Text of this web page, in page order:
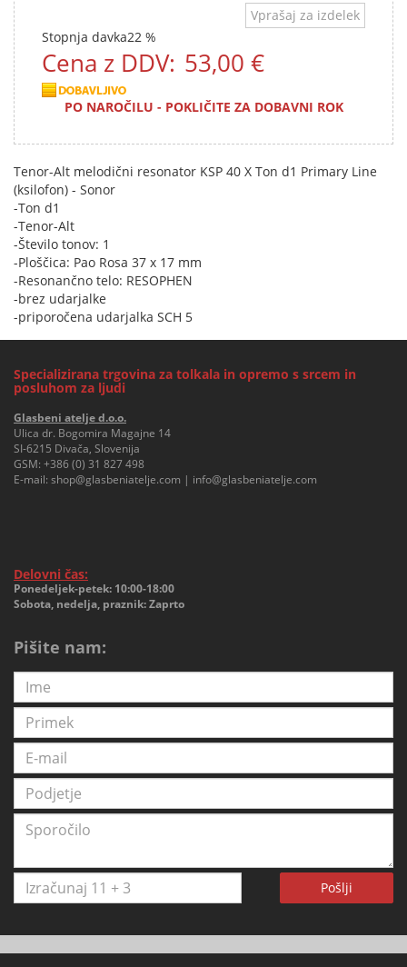
Vprašaj za izdelek
Stopnja davka22 %
Cena z DDV: 53,00 €
PO NAROČILU - POKLIČITE ZA DOBAVNI ROK
Tenor-Alt melodični resonator KSP 40 X Ton d1 Primary Line
(ksilofon) - Sonor
-Ton d1
-Tenor-Alt
-Število tonov: 1
-Ploščica: Pao Rosa 37 x 17 mm
-Resonančno telo: RESOPHEN
-brez udarjalke
-priporočena udarjalka SCH 5
Specializirana trgovina za tolkala in opremo s srcem in
posluhom za ljudi
Glasbeni atelje d.o.o.
Ulica dr. Bogomira Magajne 14
SI-6215 Divača, Slovenija
GSM: +386 (0) 31 827 498
E-mail: shop@glasbeniatelje.com | info@glasbeniatelje.com
Delovni čas:
Ponedeljek-petek: 10:00-18:00
Sobota, nedelja, praznik: Zaprto
Pišite nam:
Pošlji